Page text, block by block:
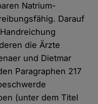
Natrium-
Darauf
die Ärzte
und Dietmar
Paragraphen 217
(unter dem Titel